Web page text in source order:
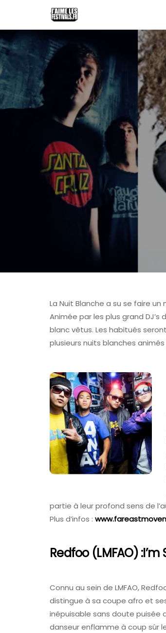
La Nuit Blanche a su se faire
Animée par les plus grand
blanc vêtus. Les habitués
plusieurs nuits blanches
partie à leur profond sens de
Plus d’infos :
Redfoo (LMFAO)
Connu au sein de LMFAO,
distingue à sa coupe afro et
inépuisable sans doute puisée
danseur enflamme à coup sûr